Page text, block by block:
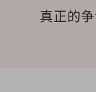
真正的